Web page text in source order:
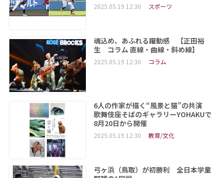
2025.05.19 12:30 スポーツ
魂込め、あふれる躍動感 【正田裕
生 コラム 直線・曲線・斜め線】
2025.05.19 12:30 コラム
6人の作家が描く“風景と猫”の共演
歌舞伎座そばのギャラリーYOHAKUで
8月20日から開催
2025.05.19 12:30 教育/文化
弓ヶ浜（鳥取）が初勝利 全日本学童